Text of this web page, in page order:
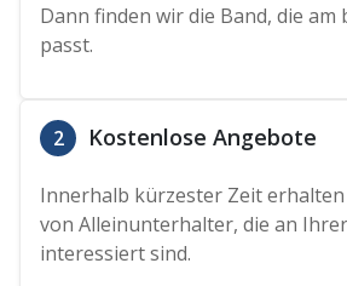
Dann finden wir die Band, die am
passt.
2 Kostenlose Angebote
Innerhalb kürzester Zeit erhalten
von Alleinunterhalter, die an
interessiert sind.